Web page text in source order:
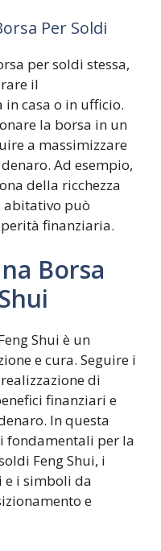
Per Soldi
per soldi stessa,
il
casa o in ufficio.
la borsa in un
a massimizzare
Ad esempio,
della ricchezza
abitativo può
finanziaria.
Borsa
Shui è un
e cura. Seguire i
di
finanziari e
In questa
fondamentali per la
Feng Shui, i
i simboli da
e